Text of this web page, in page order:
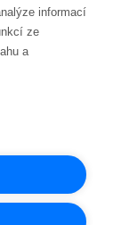
informací
ze
a